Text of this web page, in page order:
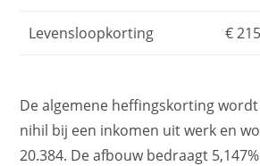
Levensloopkorting € 215
De algemene heffingskorting
nihil bij een inkomen uit werk en
20.384. De afbouw bedraagt